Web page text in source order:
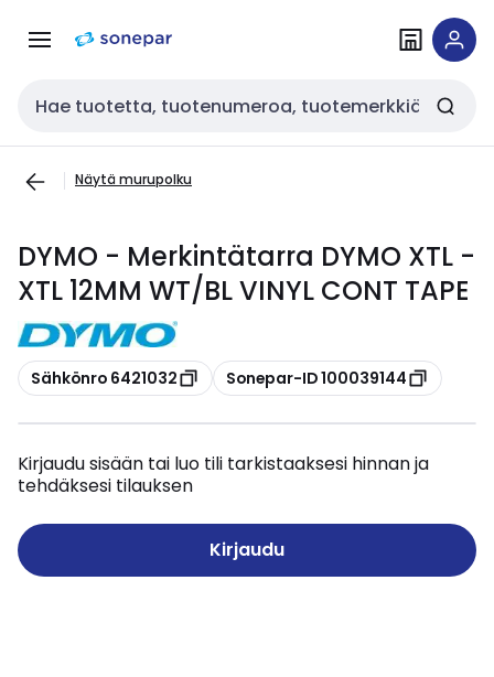
navigointiinsisältöön
Haku
Näytä murupolku
DYMO - Merkintätarra DYMO XTL -
XTL 12MM WT/BL VINYL CONT TAPE
Kopioi
Sähkönro 6421032 Kopioi
Sonepar-ID 100039144
Kirjaudu sisään tai luo tili tarkistaaksesi hinnan ja
tehdäksesi tilauksen
Kirjaudu